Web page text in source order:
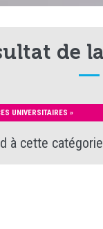
de
UNIVERSITAIRES »
à cette catégorie